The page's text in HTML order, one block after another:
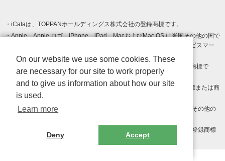
iCataは、TOPPANホールディングス株式会社の登録商標です。
Apple、Apple ロゴ、iPhone、iPad、MacおよびMac OS は米国その他の国で
登録された Apple Inc. の商標です。App Store は Apple Inc. のサービスマー
クです。
Android、Google Play および Google Play ロゴ は Google LLC の商標で
す。
Windows は Microsoft Inc.の米国およびその他の国における登録商標または商
標です。
Adobe、Adobe Reader、Adobe PDF は、Adobe Inc.の米国およびその他の
その他、記載されている会社名、商品名、ロゴは各社の商標または登録商標
On our website we use some cookies. These
are necessary for our site to work properly
and to give us information about how our site
is used.
Learn more
Deny Accept